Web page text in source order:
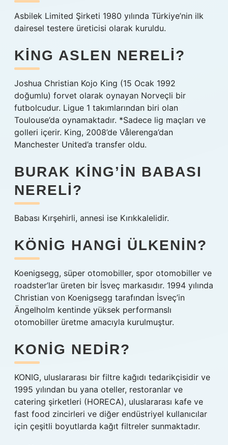
Asbilek Limited Şirketi 1980 yılında Türkiye’nin ilk
dairesel testere üreticisi olarak kuruldu.
KING ASLEN NERELI?
Joshua Christian Kojo King (15 Ocak 1992
doğumlu) forvet olarak oynayan Norveçli bir
futbolcudur. Ligue 1 takımlarından biri olan
Toulouse’da oynamaktadır. *Sadece lig maçları ve
golleri içerir. King, 2008’de Vålerenga’dan
Manchester United’a transfer oldu.
BURAK KING’IN BABASI
NERELI?
Babası Kırşehirli, annesi ise Kırıkkalelidir.
KÖNIG HANGI ÜLKENIN?
Koenigsegg, süper otomobiller, spor otomobiller ve
roadster’lar üreten bir İsveç markasıdır. 1994 yılında
Christian von Koenigsegg tarafından İsveç’in
Ängelholm kentinde yüksek performanslı
otomobiller üretme amacıyla kurulmuştur.
KONIG NEDIR?
KONIG, uluslararası bir filtre kağıdı tedarikçisidir ve
1995 yılından bu yana oteller, restoranlar ve
catering şirketleri (HORECA), uluslararası kafe ve
fast food zincirleri ve diğer endüstriyel kullanıcılar
için çeşitli boyutlarda kağıt filtreler sunmaktadır.